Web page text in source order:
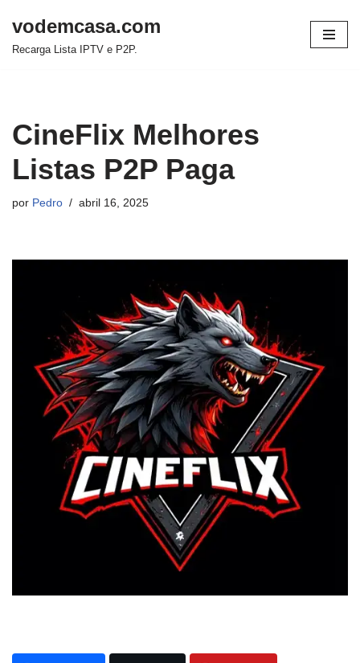
Pular
vodemcasa.com
Recarga Lista IPTV e P2P.
CineFlix Melhores
Listas P2P Paga
por Pedro abril 16, 2025